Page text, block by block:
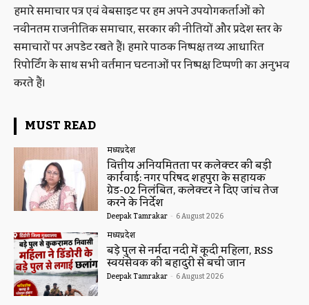
हमारे समाचार पत्र एवं वेबसाइट पर हम अपने उपयोगकर्ताओं को
नवीनतम राजनीतिक समाचार, सरकार की नीतियों और प्रदेश स्तर के
समाचारों पर अपडेट रखते हैं। हमारे पाठक निष्पक्ष तथ्य आधारित
रिपोर्टिंग के साथ सभी वर्तमान घटनाओं पर निष्पक्ष टिप्पणी का अनुभव
करते हैं।
MUST READ
मध्यप्रदेश
वित्तीय अनियमितता पर कलेक्टर की बड़ी
कार्रवाई: नगर परिषद शहपुरा के सहायक
ग्रेड-02 निलंबित, कलेक्टर ने दिए जांच तेज
करने के निर्देश
Deepak Tamrakar - 6 August 2026
मध्यप्रदेश
बड़े पुल से नर्मदा नदी में कूदी महिला, RSS
स्वयंसेवक की बहादुरी से बची जान
Deepak Tamrakar - 6 August 2026